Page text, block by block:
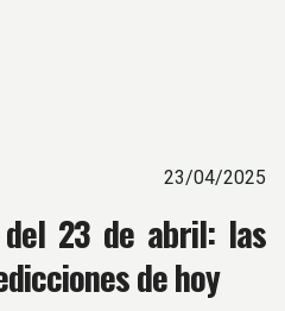
23/04/2025
del 23 de abril: las
de hoy